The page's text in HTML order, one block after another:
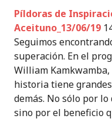
Píldoras de
Aceituno_13/06/19
Seguimos
superación. En el
William
historia tiene
demás. No sólo por
sino por el beneficio